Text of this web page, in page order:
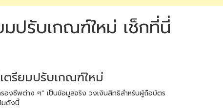
ปรับเกณฑ์ใหม่ เช็กที่นี่
ตรียมปรับเกณฑ์ใหม่
รองชีพต่าง ๆ” เป็นข้อมูลจริง วงเงินสิทธิสำหรับผู้ถือบัตร
มดังนี้